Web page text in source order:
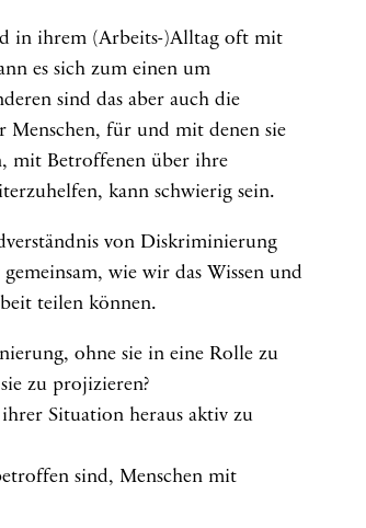
in ihrem (Arbeits-)Alltag oft mit
es sich zum einen um
sind das aber auch die
Menschen, für und mit denen sie
mit Betroffenen über ihre
kann schwierig sein.
von Diskriminierung
wie wir das Wissen und
teilen können.
ohne sie in eine Rolle zu
zu projizieren?
Situation heraus aktiv zu
sind, Menschen mit